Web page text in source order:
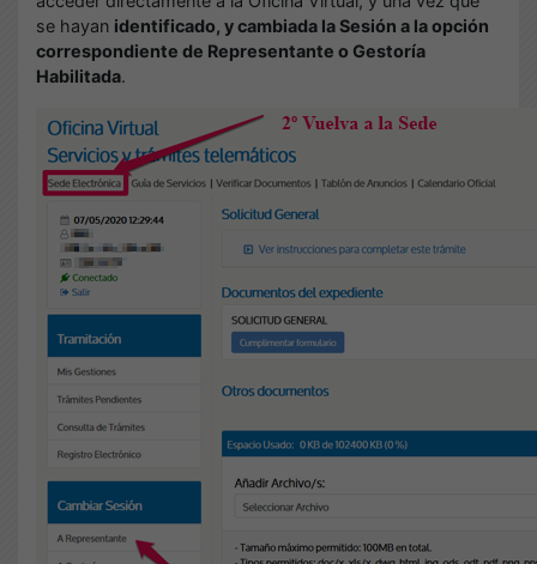
se hayan identificado, y cambiada la Sesión a la opción
correspondiente de Representante o Gestoría
Habilitada.